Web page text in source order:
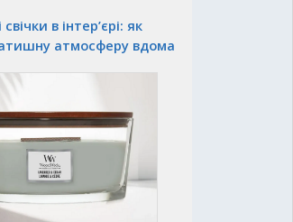
в інтер’єрі: як
атмосферу вдома